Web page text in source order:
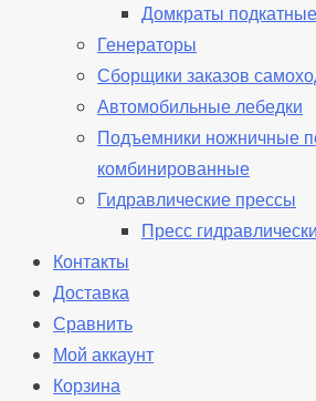
Домкраты подкатные
Генераторы
Сборщики заказов
Автомобильные лебедки
Подъемники ножничные
комбинированные
Гидравлические прессы
Пресс
Контакты
Доставка
Сравнить
Мой аккаунт
Корзина